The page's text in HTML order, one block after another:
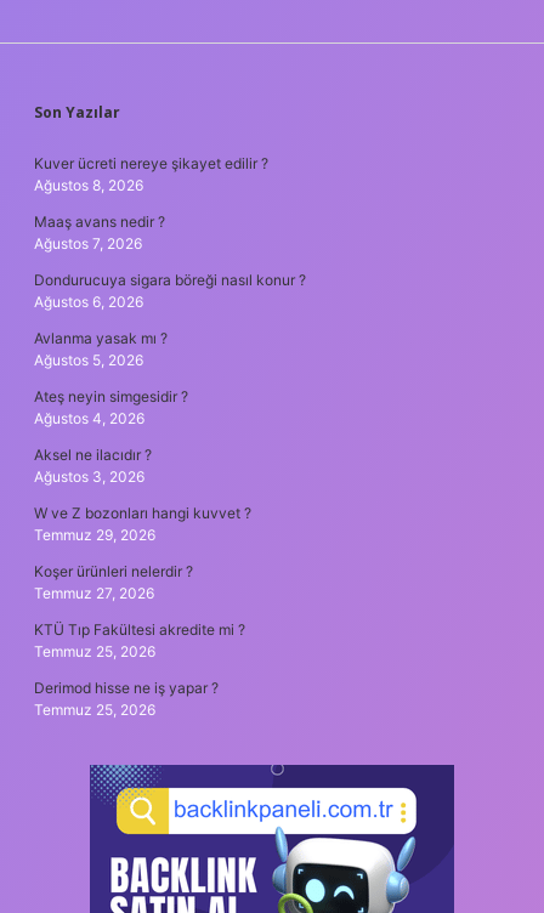
SIDEBAR
Son Yazılar
Kuver ücreti nereye şikayet edilir ?
Ağustos 8, 2026
Maaş avans nedir ?
Ağustos 7, 2026
Dondurucuya sigara böreği nasıl konur ?
Ağustos 6, 2026
Avlanma yasak mı ?
Ağustos 5, 2026
Ateş neyin simgesidir ?
Ağustos 4, 2026
Aksel ne ilacıdır ?
Ağustos 3, 2026
W ve Z bozonları hangi kuvvet ?
Temmuz 29, 2026
Koşer ürünleri nelerdir ?
Temmuz 27, 2026
KTÜ Tıp Fakültesi akredite mi ?
Temmuz 25, 2026
Derimod hisse ne iş yapar ?
Temmuz 25, 2026